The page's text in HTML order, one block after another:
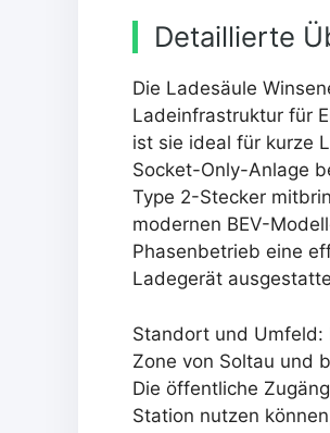
Detaillierte
Die Ladesäule
Ladeinfrastruktur für
ist sie ideal für kurze
Socket-Only-Anlage
Type 2-Stecker
modernen BEV-
Phasenbetrieb eine
Ladegerät
Standort und Umfeld:
Zone von Soltau und
Die öffentliche
Station nutzen